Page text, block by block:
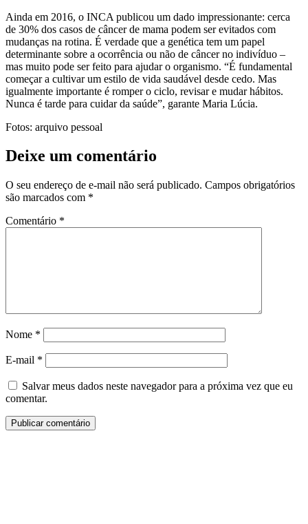
Ainda em 2016, o INCA publicou um dado impressionante: cerca
de 30% dos casos de câncer de mama podem ser evitados com
mudanças na rotina. É verdade que a genética tem um papel
determinante sobre a ocorrência ou não de câncer no indivíduo –
mas muito pode ser feito para ajudar o organismo. “É fundamental
começar a cultivar um estilo de vida saudável desde cedo. Mas
igualmente importante é romper o ciclo, revisar e mudar hábitos.
Nunca é tarde para cuidar da saúde”, garante Maria Lúcia.
Fotos: arquivo pessoal
Deixe um comentário
O seu endereço de e-mail não será publicado. Campos obrigatórios
são marcados com *
Comentário *
Nome *
E-mail *
Salvar meus dados neste navegador para a próxima vez que eu
comentar.